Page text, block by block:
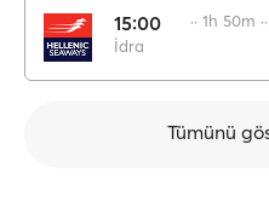
15:00
İdra
·· 1h 50m ··
Tümünü